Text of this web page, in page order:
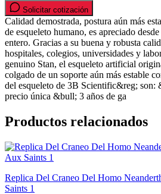
Solicitar cotización
Calidad demostrada, postura aún más
de esqueleto humano, es apreciado
entero. Gracias a su buena y robusta
hospitales, colegios, universidades y
genuino Stan, el esqueleto artificial
colgado de un soporte aún más estable
del esqueleto de 3B Scientific&reg; son:
precio única &bull; 3 años de ga
Productos relacionados
Replica Del Craneo Del Homo
Saints 1